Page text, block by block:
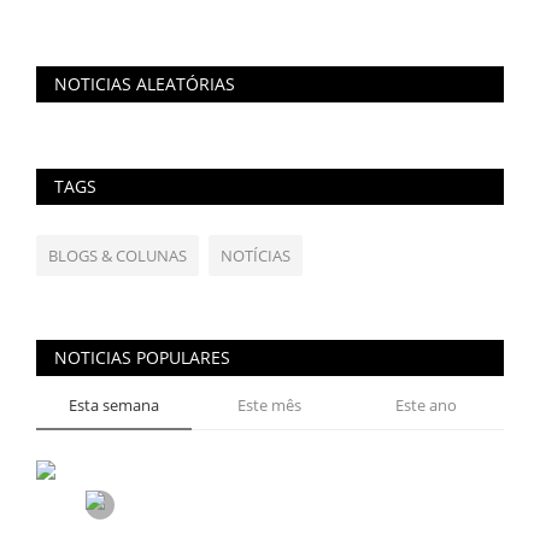
NOTICIAS ALEATÓRIAS
TAGS
BLOGS & COLUNAS NOTÍCIAS
NOTICIAS POPULARES
Esta semana Este mês Este ano